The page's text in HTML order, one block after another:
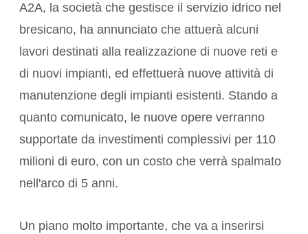
A2A, la società che gestisce il servizio idrico nel
bresicano, ha annunciato che attuerà alcuni
lavori destinati alla realizzazione di nuove reti e
di nuovi impianti, ed effettuerà nuove attività di
manutenzione degli impianti esistenti. Stando a
quanto comunicato, le nuove opere verranno
supportate da investimenti complessivi per 110
milioni di euro, con un costo che verrà spalmato
nell'arco di 5 anni.
Un piano molto importante, che va a inserirsi